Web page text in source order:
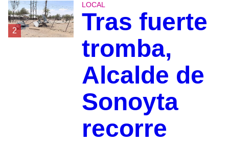
2
LOCAL
Tras fuerte
tromba,
Alcalde de
Sonoyta
recorre